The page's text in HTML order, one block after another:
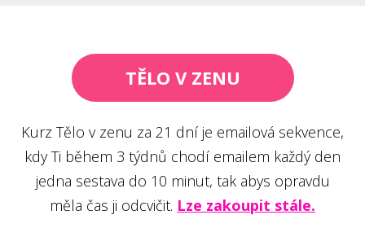
TĚLO V ZENU
Kurz Tělo v zenu za 21 dní je emailová sekvence,
kdy Ti během 3 týdnů chodí emailem každý den
jedna sestava do 10 minut, tak abys opravdu
měla čas ji odcvičit. Lze zakoupit stále.